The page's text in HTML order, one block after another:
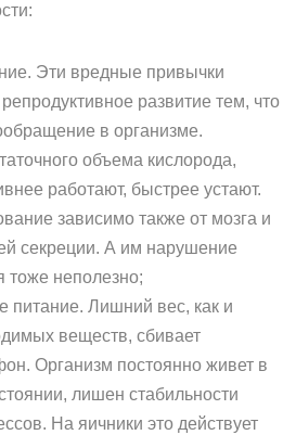
Эти вредные привычки
развитие тем, что
в организме.
объема кислорода,
работают, быстрее устают.
зависимо также от мозга и
секреции. А им нарушение
тоже неполезно;
питание. Лишний вес, как и
веществ, сбивает
Организм постоянно живет в
лишен стабильности
На яичники это действует